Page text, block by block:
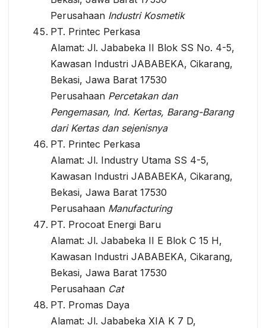
Perusahaan Industri Kosmetik
PT. Printec Perkasa
Alamat: Jl. Jababeka II Blok SS No. 4-5,
Kawasan Industri JABABEKA, Cikarang,
Bekasi, Jawa Barat 17530
Perusahaan Percetakan dan
Pengemasan, Ind. Kertas, Barang-Barang
dari Kertas dan sejenisnya
PT. Printec Perkasa
Alamat: Jl. Industry Utama SS 4-5,
Kawasan Industri JABABEKA, Cikarang,
Bekasi, Jawa Barat 17530
Perusahaan Manufacturing
PT. Procoat Energi Baru
Alamat: Jl. Jababeka II E Blok C 15 H,
Kawasan Industri JABABEKA, Cikarang,
Bekasi, Jawa Barat 17530
Perusahaan Cat
PT. Promas Daya
Alamat: Jl. Jababeka XIA K 7 D,